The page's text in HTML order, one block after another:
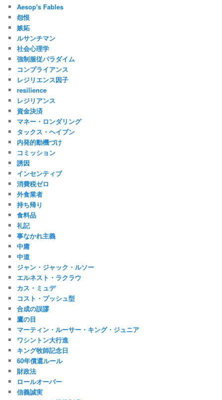
Aesop's Fables
怨恨
嫉妬
ルサンチマン
社会心理学
強制服従パラダイム
コンプライアンス
レジリエンス因子
resilience
レジリアンス
資金決済
マネー・ロンダリング
タックス・ヘイブン
内発的動機づけ
コミッション
誘因
インセンティブ
消費税ゼロ
外食業者
持ち帰り
食料品
礼記
事なかれ主義
中庸
中道
ジャン・ジャック・ルソー
エルネスト・ラクラウ
カス・ミュデ
コスト・プッシュ型
合成の誤謬
鷹の目
マーティン・ルーサー・キング・ジュニア
ワシントン大行進
キング牧師記念日
60年償還ルール
財政法
ロールオーバー
信義誠実